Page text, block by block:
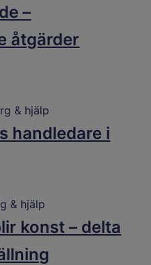
–
åtgärder
& hjälp
handledare i
& hjälp
konst – delta